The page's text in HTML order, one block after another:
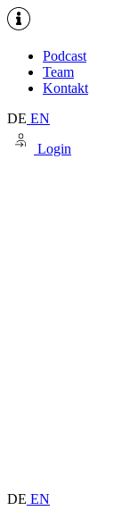
Podcast
Team
Kontakt
DE EN
Login
DE EN